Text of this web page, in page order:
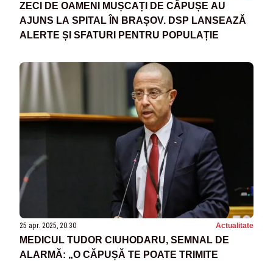
ZECI DE OAMENI MUȘCAȚI DE CĂPUȘE AU
AJUNS LA SPITAL ÎN BRAȘOV. DSP LANSEAZĂ
ALERTE ȘI SFATURI PENTRU POPULAȚIE
25 apr. 2025, 20:30 Actualitate
MEDICUL TUDOR CIUHODARU, SEMNAL DE
ALARMĂ: „O CĂPUȘĂ TE POATE TRIMITE